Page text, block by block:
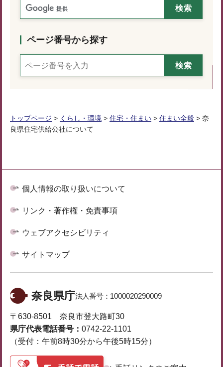
ページ番号から探す
トップページ > くらし・環境 > 住宅・住まい > 住まい全般 > 奈
良県住宅供給公社について
個人情報の取り扱いについて
リンク・著作権・免責事項
ウェブアクセシビリティ
サイトマップ
奈良県庁法人番号： 1000020290009
〒630-8501 奈良市登大路町30
県庁代表電話番号： 0742-22-1101
（受付：午前8時30分から午後5時15分）